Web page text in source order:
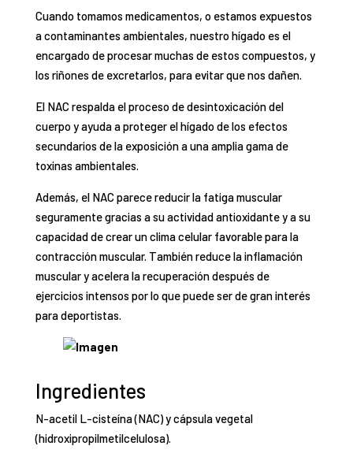
Cuando tomamos medicamentos, o estamos expuestos
a contaminantes ambientales, nuestro hígado es el
encargado de procesar muchas de estos compuestos, y
los riñones de excretarlos, para evitar que nos dañen.
El NAC respalda el proceso de desintoxicación del
cuerpo y ayuda a proteger el hígado de los efectos
secundarios de la exposición a una amplia gama de
toxinas ambientales.
Además, el NAC parece reducir la fatiga muscular
seguramente gracias a su actividad antioxidante y a su
capacidad de crear un clima celular favorable para la
contracción muscular. También reduce la inflamación
muscular y acelera la recuperación después de
ejercicios intensos por lo que puede ser de gran interés
para deportistas.
Ingredientes
N-acetil L-cisteína (NAC) y cápsula vegetal
(hidroxipropilmetilcelulosa).